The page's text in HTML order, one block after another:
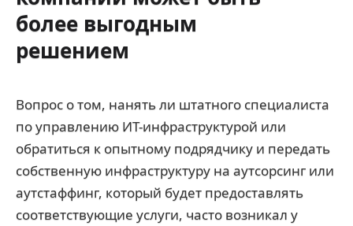
более выгодным
решением
Вопрос о том, нанять ли штатного специалиста
по управлению ИТ-инфраструктурой или
обратиться к опытному подрядчику и передать
собственную инфраструктуру на аутсорсинг или
аутстаффинг, который будет предоставлять
соответствующие услуги, часто возникал у